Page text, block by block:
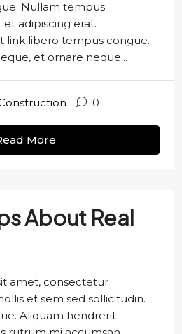
Nullam tempus
adipiscing erat.
link libero tempus congue.
et ornare neque...
0
More
About Real
amet, consectetur
et sem sed sollicitudin.
Aliquam hendrerit